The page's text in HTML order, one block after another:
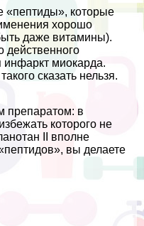
«пептиды», которые
хорошо
даже витамины).
действенного
инфаркт миокарда.
сказать нельзя.
препаратом: в
которого не
II вполне
вы делаете